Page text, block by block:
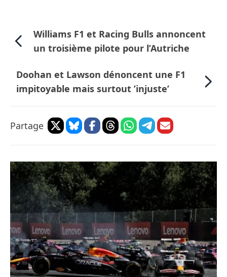
Williams F1 et Racing Bulls annoncent
un troisième pilote pour l’Autriche
Doohan et Lawson dénoncent une F1
impitoyable mais surtout ’injuste’
Partage